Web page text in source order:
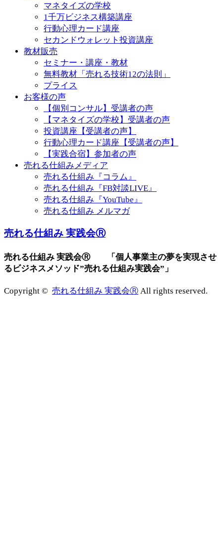
マネタイズの学校
1千万ビジネス構築講座
行動心理カード講座
セカンドウォレット投資講座
教材販売
セミナー・講座・教材
無料教材「売れる技術12の法則」
プライス
お客様の声
【個別コンサル】受講者の声
【マネタイズの学校】受講者の声
投資講座【受講者の声】
行動心理カード講座【受講者の声】
【実践合宿】参加者の声
売れる仕組みメディア
売れる仕組み『コラム』
売れる仕組み『FB対談LIVE』
売れる仕組み『YouTube』
売れる仕組み メルマガ
売れる仕組み 実践会Ⓡ
売れる仕組み 実践会Ⓡ 「個人事業主の夢を実現させ
るビジネスメソッド”売れる仕組み実践会”」
Copyright © 売れる仕組み 実践会Ⓡ All rights reserved.